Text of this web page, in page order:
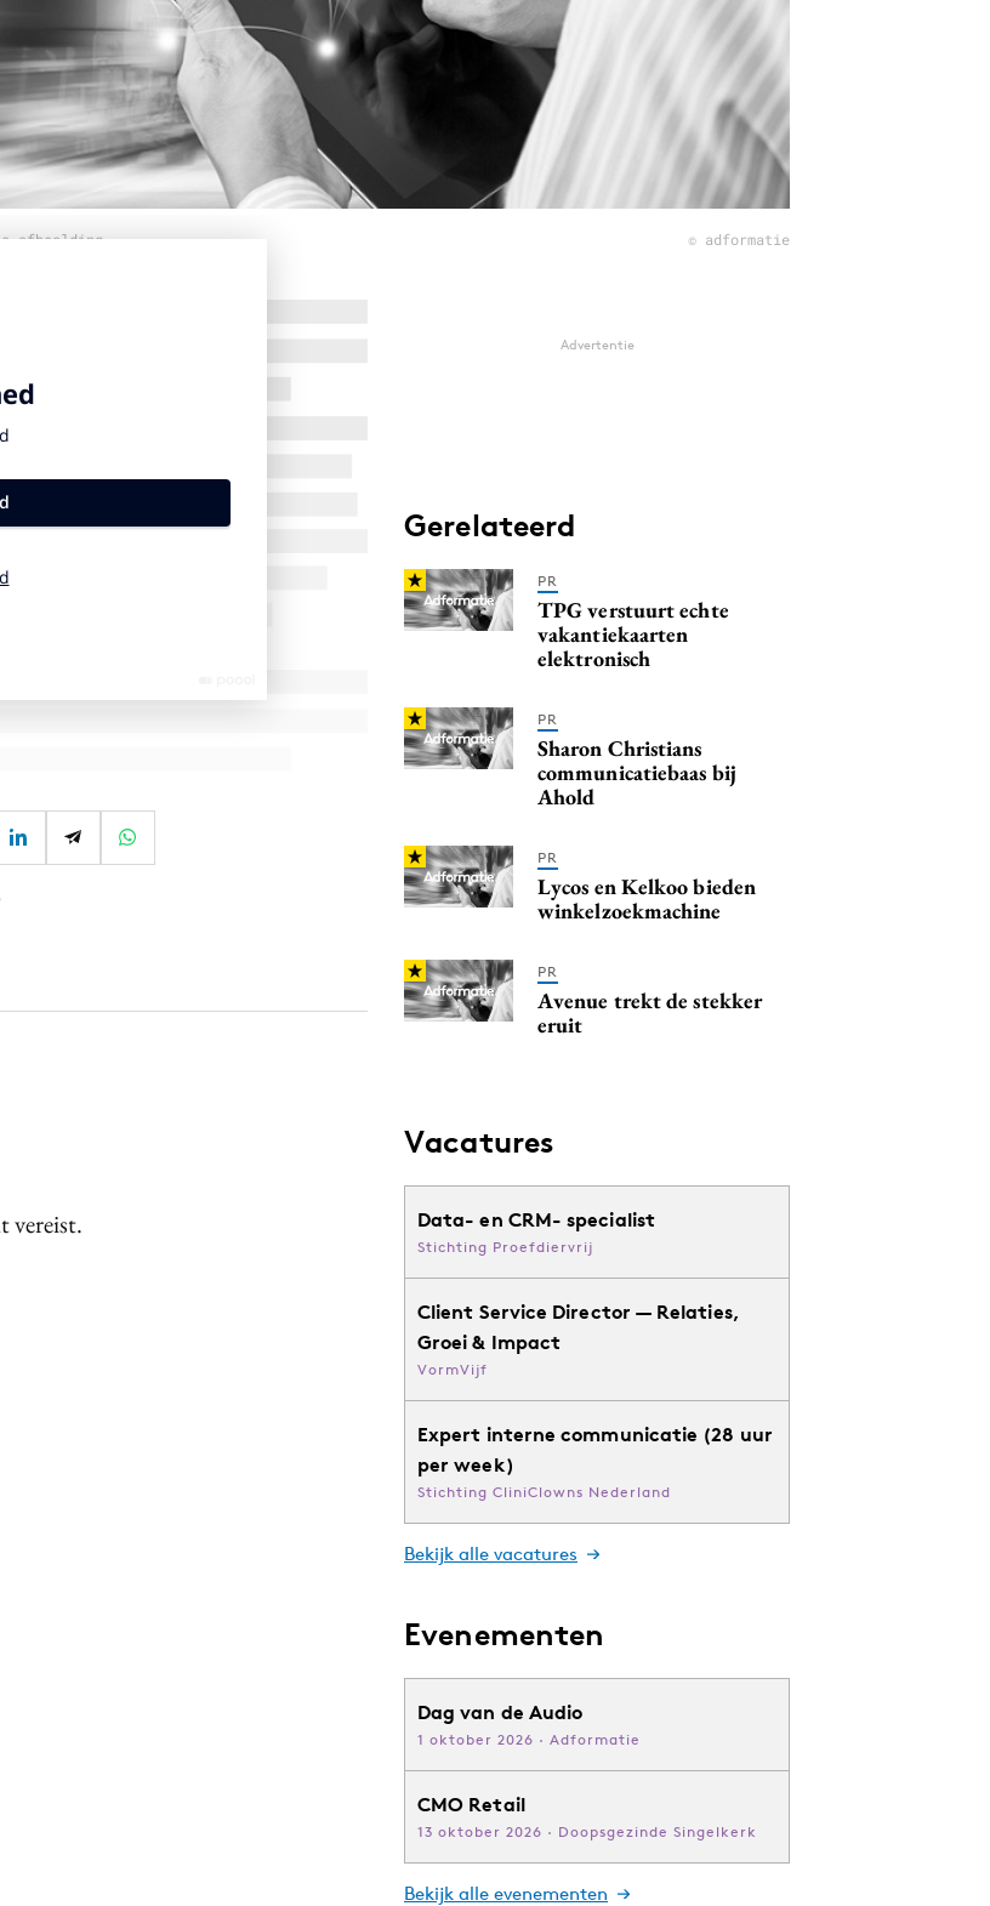
afbeelding © adformatie
vereist.
Advertentie
Gerelateerd
PR
TPG verstuurt echte
vakantiekaarten
elektronisch
PR
Sharon Christians
communicatiebaas bij
Ahold
PR
Lycos en Kelkoo bieden
winkelzoekmachine
PR
Avenue trekt de stekker
eruit
Vacatures
Data- en CRM- specialist
Stichting Proefdiervrij
Client Service Director — Relaties,
Groei & Impact
VormVijf
Expert interne communicatie (28 uur
per week)
Stichting CliniClowns Nederland
Bekijk alle vacatures
Evenementen
Dag van de Audio
1 oktober 2026 · Adformatie
CMO Retail
13 oktober 2026 · Doopsgezinde Singelkerk
Bekijk alle evenementen